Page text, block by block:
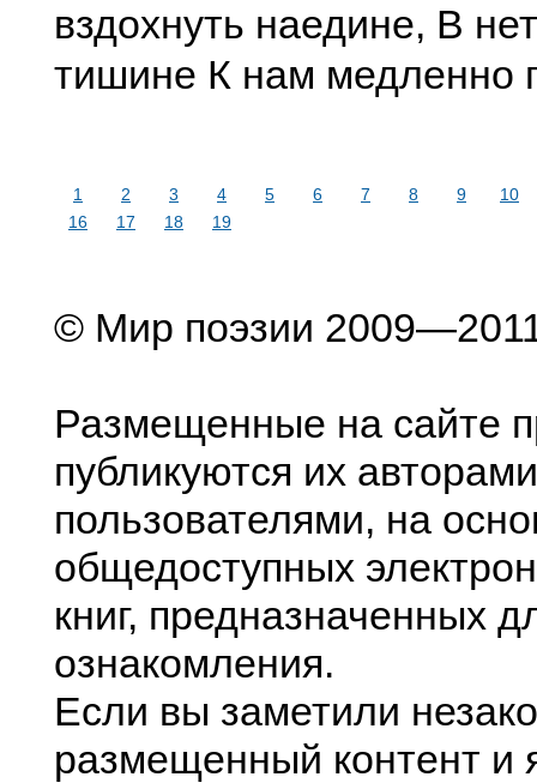
вздохнуть наедине, В
тишине К нам медленно
1 2 3 4 5 6 7 8 9
10
16
17 18 19
© Мир поэзии
Размещенные на сайте
публикуются их
пользователями, на
общедоступных
книг, предназначенных
ознакомления.
Если вы заметили
размещенный контент и